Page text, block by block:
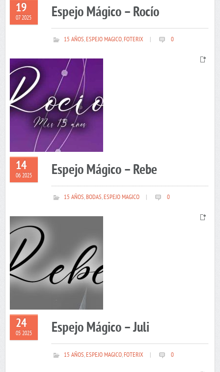
19
07 2025 Espejo Mágico – Rocío
15 AÑOS,ESPEJO MAGICO,FOTERIX 0
14
06 2025 Espejo Mágico – Rebe
15 AÑOS,BODAS,ESPEJO MAGICO 0
24
05 2025 Espejo Mágico – Juli
15 AÑOS,ESPEJO MAGICO,FOTERIX 0